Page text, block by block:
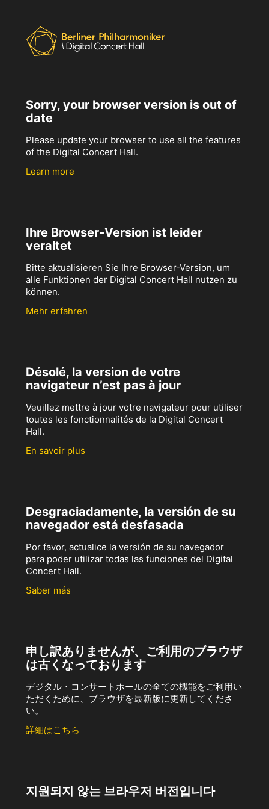
Sorry, your browser version is out of
date
Please update your browser to use all the features
of the Digital Concert Hall.
Learn more
Ihre Browser-Version ist leider
veraltet
Bitte aktualisieren Sie Ihre Browser-Version, um
alle Funktionen der Digital Concert Hall nutzen zu
können.
Mehr erfahren
Désolé, la version de votre
navigateur n’est pas à jour
Veuillez mettre à jour votre navigateur pour utiliser
toutes les fonctionnalités de la Digital Concert
Hall.
En savoir plus
Desgraciadamente, la versión de su
navegador está desfasada
Por favor, actualice la versión de su navegador
para poder utilizar todas las funciones del Digital
Concert Hall.
Saber más
申し訳ありませんが、ご利用のブラウザ
は古くなっております
デジタル・コンサートホールの全ての機能をご利用い
ただくために、ブラウザを最新版に更新してくださ
い。
詳細はこちら
지원되지 않는 브라우저 버전입니다